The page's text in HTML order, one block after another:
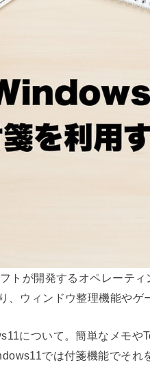
トが開発するオペレーテ
、ウィンドウ整理機能やゲ
について。簡単なメモや
では付箋機能でそ